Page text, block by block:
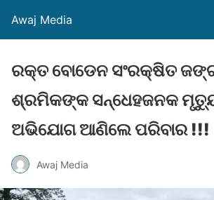
Awaj Media
ରକ୍ତ ବୋଡେନ ସଂରକ୍ଷିତ
ଶ୍ରମିକଙ୍କ ସନ୍ଧେହଜନକ
ଅଭିଯୋଗ ଆଣିଲେ ପରିବାର !!!
Awaj Media